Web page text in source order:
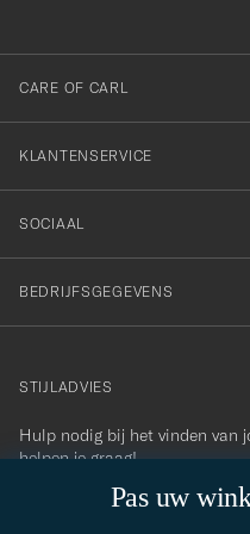
Pas uw
onze
nieuwsbrief!
CARE OF CARL
KLANTENSERVICE
SOCIAAL
BEDRIJFSGEGEVENS
contact@careofcarl.com
STIJLADVIES
Hulp nodig bij het vinden van
helpen je graag!
STIJLADVIES